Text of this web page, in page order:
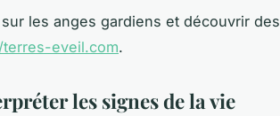
les anges gardiens et découvrir des
eveil.com.
les signes de la vie